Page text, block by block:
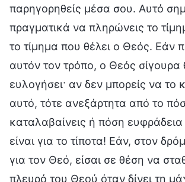
παρηγορηθείς μέσα σου. Αυτό
πραγματικά να πληρώνεις το
το τίμημα που θέλει ο Θεός. Εάν
αυτόν τον τρόπο, ο Θεός σίγουρα
ευλογήσει· αν δεν μπορείς να το
αυτό, τότε ανεξάρτητα από το
καταλαβαίνεις ή πόση
είναι για το τίποτα! Εάν, στον
για τον Θεό, είσαι σε θέση να
πλευρό του Θεού όταν δίνει τη